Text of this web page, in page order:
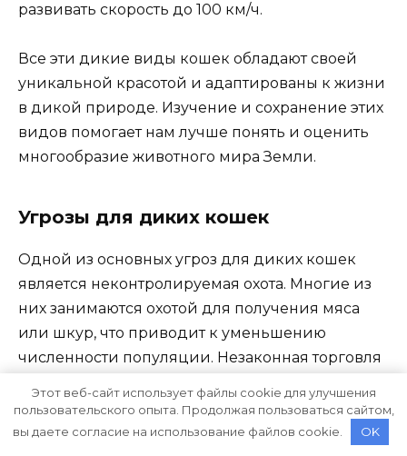
развивать скорость до 100 км/ч.
Все эти дикие виды кошек обладают своей
уникальной красотой и адаптированы к жизни
в дикой природе. Изучение и сохранение этих
видов помогает нам лучше понять и оценить
многообразие животного мира Земли.
Угрозы для диких кошек
Одной из основных угроз для диких кошек
является неконтролируемая охота. Многие из
них занимаются охотой для получения мяса
или шкур, что приводит к уменьшению
численности популяции. Незаконная торговля
проблемой, особенно для редких и
находящихся под угрозой вымирания видов.
Этот веб-сайт использует файлы cookie для улучшения
пользовательского опыта. Продолжая пользоваться сайтом,
вы даете согласие на использование файлов cookie.
OK